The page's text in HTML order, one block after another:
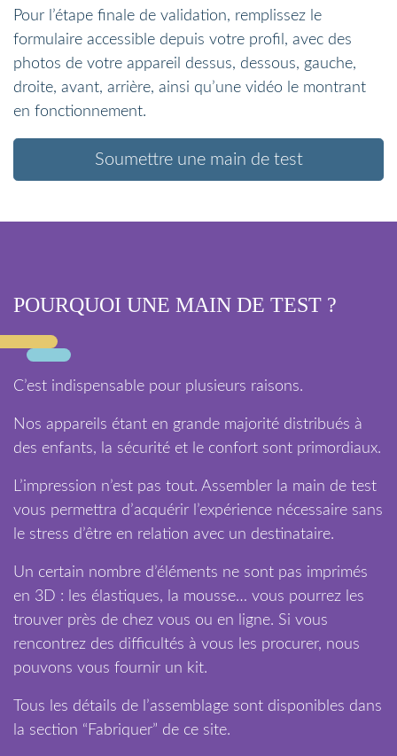
Pour l’étape finale de validation, remplissez le
formulaire accessible depuis votre profil, avec des
photos de votre appareil dessus, dessous, gauche,
droite, avant, arrière, ainsi qu’une vidéo le montrant
en fonctionnement.
Soumettre une main de test
POURQUOI UNE MAIN DE TEST ?
C’est indispensable pour plusieurs raisons.
Nos appareils étant en grande majorité distribués à
des enfants, la sécurité et le confort sont primordiaux.
L’impression n’est pas tout. Assembler la main de test
vous permettra d’acquérir l’expérience nécessaire sans
le stress d’être en relation avec un destinataire.
Un certain nombre d’éléments ne sont pas imprimés
en 3D : les élastiques, la mousse… vous pourrez les
trouver près de chez vous ou en ligne. Si vous
rencontrez des difficultés à vous les procurer, nous
pouvons vous fournir un kit.
Tous les détails de l’assemblage sont disponibles dans
la section “Fabriquer” de ce site.